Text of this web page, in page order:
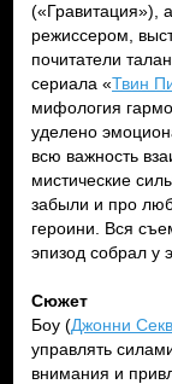
(«Гравитация»), а
режиссером,
почитатели
сериала «Твин
мифология
уделено
всю важность
мистические
забыли и про
героини. Вся
эпизод собрал у
Сюжет
Боу (Джонни
управлять
внимания и